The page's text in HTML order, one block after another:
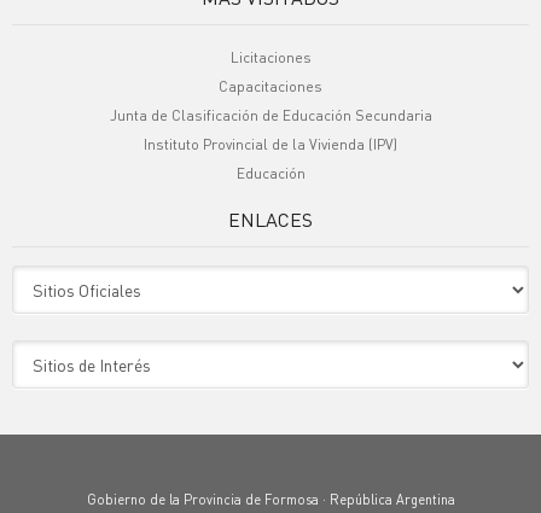
Licitaciones
Capacitaciones
Junta de Clasificación de Educación Secundaria
Instituto Provincial de la Vivienda (IPV)
Educación
ENLACES
Gobierno de la Provincia de Formosa · República Argentina